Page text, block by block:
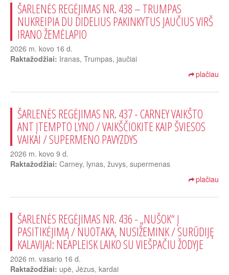
ŠARLENĖS REGĖJIMAS NR. 438 – TRUMPAS
NUKREIPIA DU DIDELIUS PAKINKYTUS JAUČIUS VIRŠ
IRANO ŽEMĖLAPIO
2026 m. kovo 16 d.
Raktažodžiai: Iranas, Trumpas, jaučiai
plačiau
ŠARLENĖS REGĖJIMAS NR. 437 - CARNEY VAIKŠTO
ANT ĮTEMPTO LYNO / VAIKŠČIOKITE KAIP ŠVIESOS
VAIKAI / SUPERMENO PAVYZDYS
2026 m. kovo 9 d.
Raktažodžiai: Carney, lynas, žuvys, supermenas
plačiau
ŠARLENĖS REGĖJIMAS NR. 436 - „NUŠOK“ Į
PASITIKĖJIMĄ / NUOTAKA, NUSIŽEMINK / SURŪDIJĘ
KALAVIJAI: NEAPLEISK LAIKO SU VIEŠPAČIU ŽODYJE
2026 m. vasario 16 d.
Raktažodžiai: upė, Jėzus, kardai